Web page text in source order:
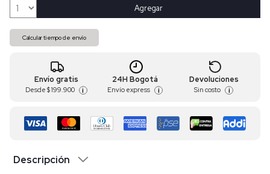
Agregar
Calcular tiempo de envío
Envío gratis
Desde $ 199.900 i
24H Bogotá
Envío express i
Devoluciones
Sin costo i
Descripción